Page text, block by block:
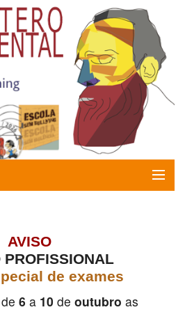
AVISO
PROFISSIONAL
de exames
6 a 10 de outubro as